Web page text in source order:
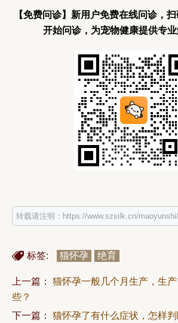
【免费问诊】新用户免费在线问诊，
开始问诊，为宠物健康提供专业
转载请注明：https://www.szsilk.cn/
标签: 猫怀孕 绝育
上一篇： 猫怀孕一般几个月生产，生
些？
下一篇： 猫怀孕了有什么症状，怎样